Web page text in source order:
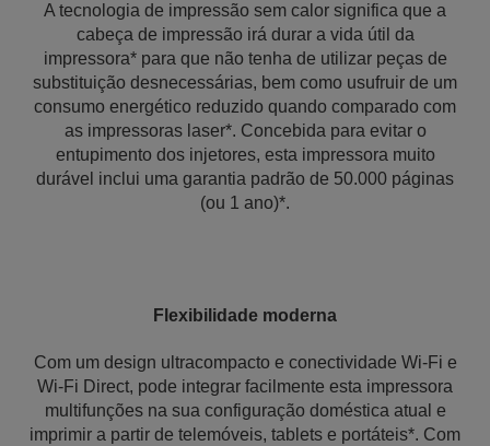
A tecnologia de impressão sem calor significa que a
cabeça de impressão irá durar a vida útil da
impressora* para que não tenha de utilizar peças de
substituição desnecessárias, bem como usufruir de um
consumo energético reduzido quando comparado com
as impressoras laser*. Concebida para evitar o
entupimento dos injetores, esta impressora muito
durável inclui uma garantia padrão de 50.000 páginas
(ou 1 ano)*.
Flexibilidade moderna
Com um design ultracompacto e conectividade Wi-Fi e
Wi-Fi Direct, pode integrar facilmente esta impressora
multifunções na sua configuração doméstica atual e
imprimir a partir de telemóveis, tablets e portáteis*. Com